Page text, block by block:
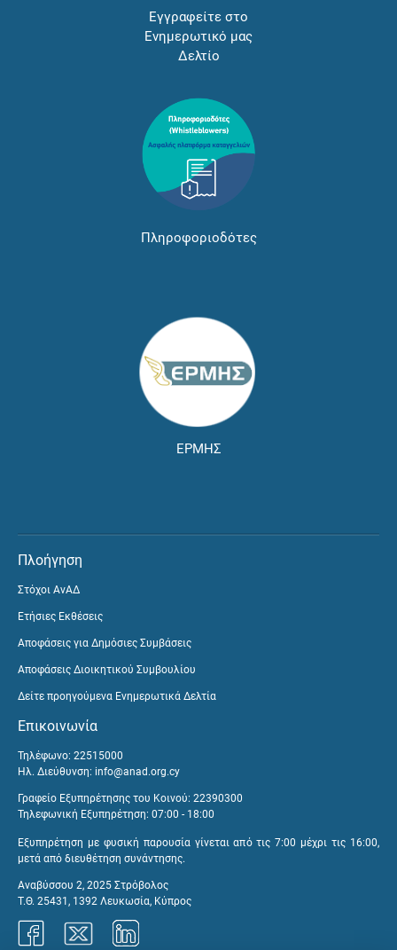
Εγγραφείτε στο
Ενημερωτικό μας
Δελτίο
Πληροφοριοδότες
ΕΡΜΗΣ
Πλοήγηση
Στόχοι ΑνΑΔ
Ετήσιες Εκθέσεις
Αποφάσεις για Δημόσιες Συμβάσεις
Αποφάσεις Διοικητικού Συμβουλίου
Δείτε προηγούμενα Ενημερωτικά Δελτία
Επικοινωνία
Τηλέφωνο: 22515000
Ηλ. Διεύθυνση: info@anad.org.cy
Γραφείο Εξυπηρέτησης του Κοινού: 22390300
Τηλεφωνική Εξυπηρέτηση: 07:00 - 18:00
Εξυπηρέτηση με φυσική παρουσία γίνεται από τις 7:00 μέχρι τις 16:00,
μετά από διευθέτηση συνάντησης.
Αναβύσσου 2, 2025 Στρόβολος
Τ.Θ. 25431, 1392 Λευκωσία, Κύπρος